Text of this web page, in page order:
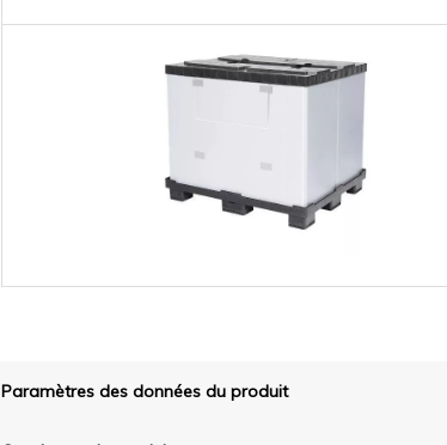
Paramètres des données du produit